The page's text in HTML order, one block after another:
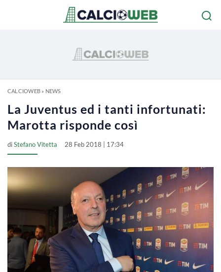
CALCIOWEB» NEWS
La Juventus ed i tanti infortunati:
Marotta risponde così
diStefano Vitetta 28 Feb 2018 | 17:34